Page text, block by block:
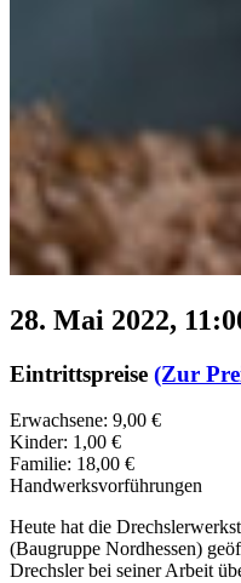
28. Mai 2022,
Eintrittspreise (Zur
Erwachsene: 9,00 €
Kinder: 1,00 €
Familie: 18,00 €
Handwerksvorführungen
Heute hat die
(Baugruppe Nordhessen)
Drechsler bei seiner Arbeit